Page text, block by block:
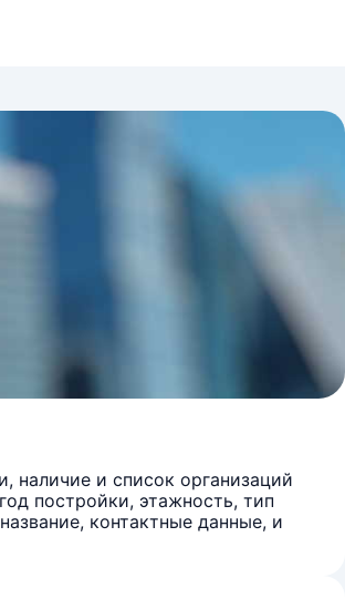
наличие и список организаций
постройки, этажность, тип
контактные данные, и